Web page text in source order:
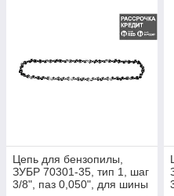
Цепь для бензопилы,
ЗУБР 70301-35, тип 1, шаг
3/8", паз 0,050", для шины